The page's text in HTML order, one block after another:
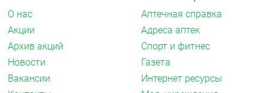
другими ненаркотическими анальгезирующими
средствами может привести к взаимному
усилению токсических эффектов.
С трициклическими
антидепрессантами, пероральными
контрацептивами, аллопуринолом
О нас
Акции
Архив акций
Новости
Вакансии
Аптечная справка
Адреса аптек
Спорт и фитнес
Газета
Интернет ресурсы